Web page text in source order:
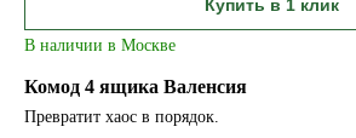
Купить в 1 клик
В наличии в Москве
Комод 4 ящика Валенсия
Превратит хаос в порядок.